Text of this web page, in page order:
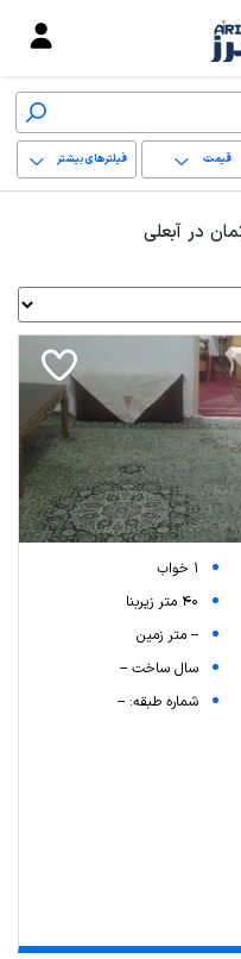
قیمت فیلترهای بیشتر
پاک کردن محدوده
در آبعلی
1 خواب
40 متر زیربنا
-- متر زمین
سال ساخت --
شماره طبقه: --